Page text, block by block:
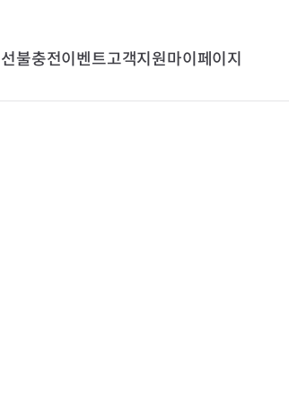
선불충전이벤트고객지원마이페이지